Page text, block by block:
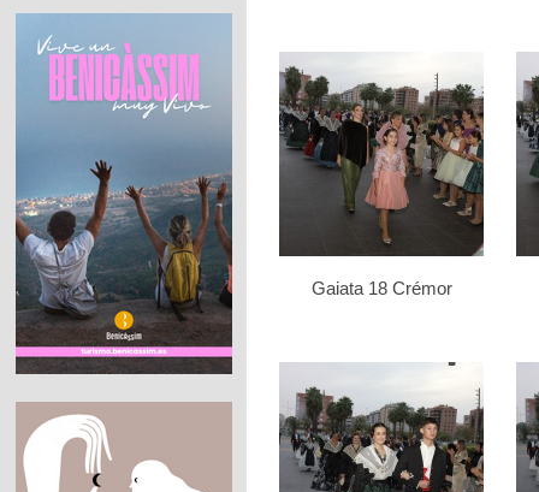
Gaiata 18 Crémor